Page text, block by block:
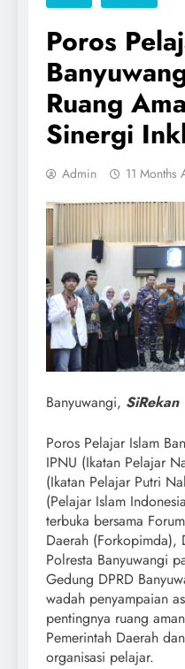
Poros
Ruang
Sinergi
Admin 11 Months
Banyuwangi, SiRekan
Poros Pelajar Islam
IPNU (Ikatan Pelajar
(Ikatan Pelajar Putri
(Pelajar Islam
terbuka bersama
Daerah (Forkopimda),
Polresta Banyuwangi
Gedung DPRD
wadah penyampaian
pentingnya ruang
Pemerintah Daerah
organisasi pelajar.